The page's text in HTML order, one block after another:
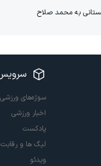
به محمد صلاح
سوژه‌های
اخبار ورزشی
پادکست
لیگ ها و
ویدئو